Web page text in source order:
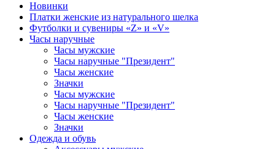
Новинки
Платки женские из натурального шелка
Футболки и сувениры «Z» и «V»
Часы наручные
Часы мужские
Часы наручные "Президент"
Часы женские
Значки
Часы мужские
Часы наручные "Президент"
Часы женские
Значки
Одежда и обувь